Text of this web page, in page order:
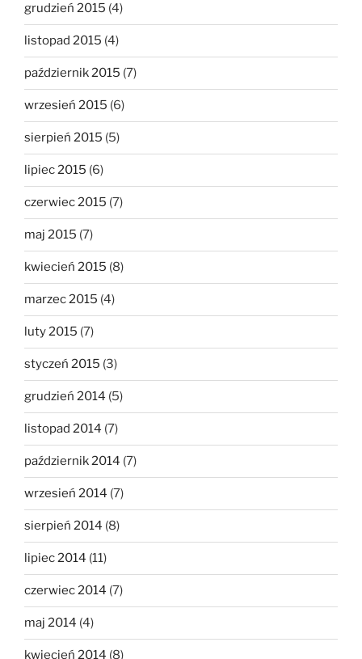
grudzień 2015 (4)
listopad 2015 (4)
październik 2015 (7)
wrzesień 2015 (6)
sierpień 2015 (5)
lipiec 2015 (6)
czerwiec 2015 (7)
maj 2015 (7)
kwiecień 2015 (8)
marzec 2015 (4)
luty 2015 (7)
styczeń 2015 (3)
grudzień 2014 (5)
listopad 2014 (7)
październik 2014 (7)
wrzesień 2014 (7)
sierpień 2014 (8)
lipiec 2014 (11)
czerwiec 2014 (7)
maj 2014 (4)
kwiecień 2014 (8)